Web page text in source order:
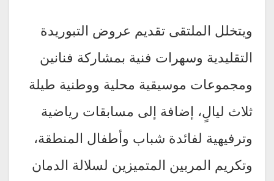
ويتخلل الملتقى تقديم عروض التبوريدة
التقليدية وسهرات فنية بمشاركة فنانين
ومجموعات موسيقية محلية ووطنية طيلة
ثلاث ليالٍ، إضافة إلى مسابقات رياضية
وترفيهية لفائدة شباب وأطفال المنطقة،
وتكريم المربين المتميزين لسلالة الدمان